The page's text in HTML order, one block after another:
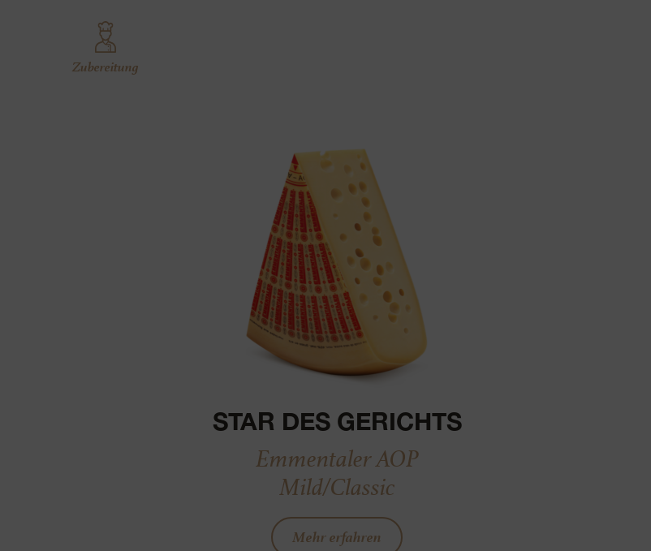
Zubereitung
STAR DES GERICHTS
Emmentaler AOP
Mild/Classic
Mehr erfahren